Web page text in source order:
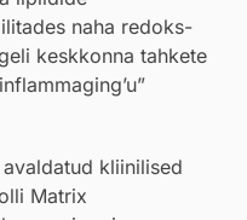
naha redoks-
keskkonna tahkete
kliinilised
Matrix